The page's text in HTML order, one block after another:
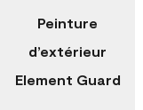
Peinture
d’extérieur
Element Guard